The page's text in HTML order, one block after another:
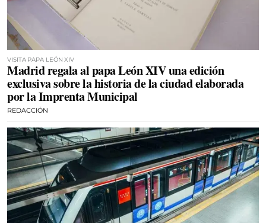
VISITA PAPA LEÓN XIV
Madrid regala al papa León XIV una edición
exclusiva sobre la historia de la ciudad elaborada
por la Imprenta Municipal
REDACCIÓN